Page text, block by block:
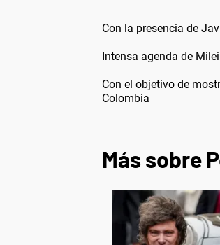
Con la presencia de
Intensa agenda de
Con el objetivo de
Colombia
Más sobre